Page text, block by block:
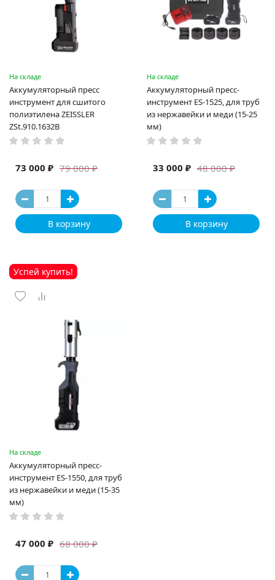
На складе
Аккумуляторный пресс
инструмент для сшитого
полиэтилена ZEISSLER
ZSt.910.1632B
79 000 ₽
73 000 ₽
В корзину
На складе
Аккумуляторный пресс-
инструмент ES-1525, для труб
из нержавейки и меди (15-25
мм)
48 000 ₽
33 000 ₽
В корзину
Успей купить!
На складе
Аккумуляторный пресс-
инструмент ES-1550, для труб
из нержавейки и меди (15-35
мм)
68 000 ₽
47 000 ₽